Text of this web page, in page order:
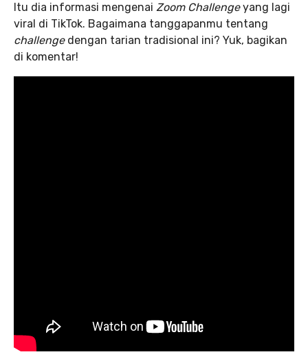
Itu dia informasi mengenai Zoom Challengeyang lagi
viral di TikTok. Bagaimana tanggapanmu tentang
challengedengan tarian tradisional ini? Yuk, bagikan
di komentar!